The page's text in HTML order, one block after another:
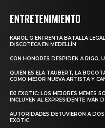
ENTRETENIMIENTO
KAROL G ENFRENTA BATALLA
DISCOTECA EN MEDELLÍN
CON HONORES DESPIDEN A RIGO,
QUIÉN ES ELA TAUBERT, LA
COMO MEJOR NUEVA ARTISTA Y
DJ EXOTIC: LOS MEJORES MEMES
INCLUYEN AL EXPRESIDENTE IVÁN
AUTORIDADES DETUVIERON A
EXOTIC